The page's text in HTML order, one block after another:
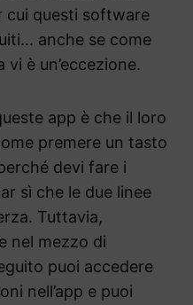
cui questi software
anche se come
è un’eccezione.
app è che il loro
premere un tasto
devi fare i
sì che le due linee
Tuttavia,
​​nel mezzo di
puoi accedere
nell’app e puoi